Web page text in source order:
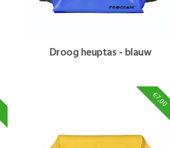
Droog heuptas - blauw
€7,00